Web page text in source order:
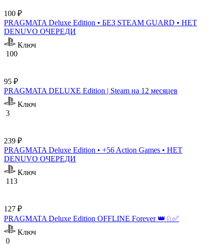
100 ₽
PRAGMATA Deluxe Edition • БЕЗ STEAM GUARD • НЕТ
DENUVO ОЧЕРЕДИ
Ключ
100
95 ₽
PRAGMATA DELUXE Edition | Steam на 12 месяцев
Ключ
3
239 ₽
PRAGMATA Deluxe Edition • +56 Action Games • НЕТ
DENUVO ОЧЕРЕДИ
Ключ
113
127 ₽
PRAGMATA Deluxe Edition OFFLINE Forever 👑♘✅
Ключ
0